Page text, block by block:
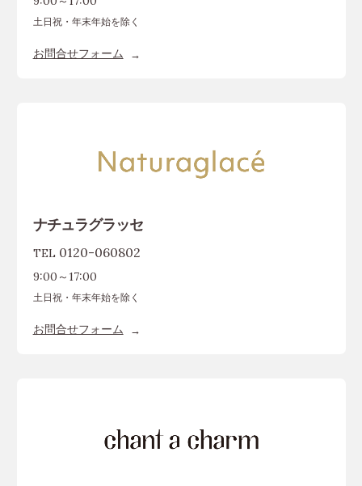
土日祝・年末年始を除く
お問合せフォーム
ナチュラグラッセ
TEL 0120-060802
9:00～17:00
土日祝・年末年始を除く
お問合せフォーム